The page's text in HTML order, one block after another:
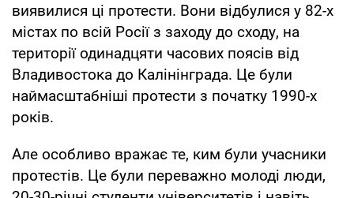
виявилися ці протести. Вони відбулися у 82-х
містах по всій Росії з заходу до сходу, на
території одинадцяти часових поясів від
Владивостока до Калінінграда. Це були
наймасштабніші протести з початку 1990-х
років.
Але особливо вражає те, ким були учасники
протестів. Це були переважно молоді люди,